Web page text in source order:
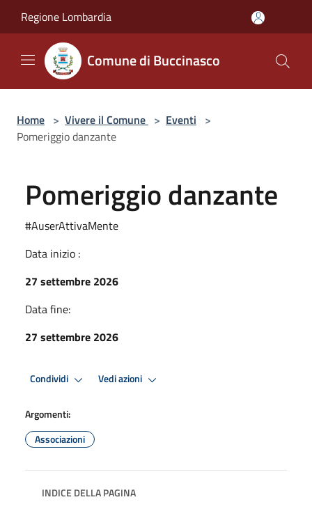
Regione Lombardia
Comune di Buccinasco
Home > Vivere il Comune > Eventi >
Pomeriggio danzante
Pomeriggio danzante
#AuserAttivaMente
Data inizio :
27 settembre 2026
Data fine:
27 settembre 2026
Condividi Vedi azioni
Argomenti:
Associazioni
INDICE DELLA PAGINA